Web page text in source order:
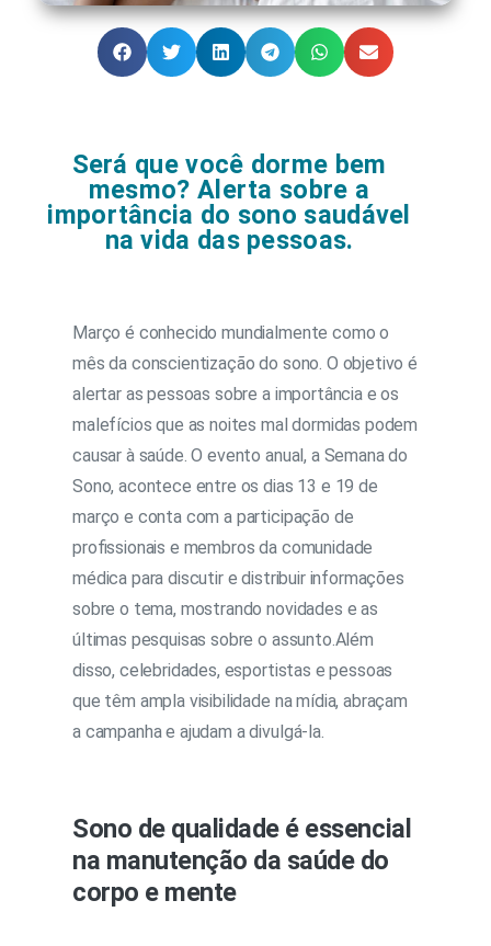
Será que você dorme bem
mesmo? Alerta sobre a
importância do sono saudável
na vida das pessoas.
Março é conhecido mundialmente como o
mês da conscientização do sono. O objetivo é
alertar as pessoas sobre a importância e os
malefícios que as noites mal dormidas podem
causar à saúde. O evento anual, a Semana do
Sono, acontece entre os dias 13 e 19 de
março e conta com a participação de
profissionais e membros da comunidade
médica para discutir e distribuir informações
sobre o tema, mostrando novidades e as
últimas pesquisas sobre o assunto.Além
disso, celebridades, esportistas e pessoas
que têm ampla visibilidade na mídia, abraçam
a campanha e ajudam a divulgá-la.
Sono de qualidade é essencial
na manutenção da saúde do
corpo e mente